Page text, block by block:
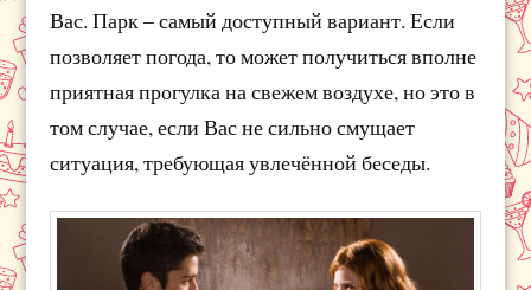
Вас. Парк – самый доступный вариант. Если
позволяет погода, то может получиться вполне
приятная прогулка на свежем воздухе, но это в
том случае, если Вас не сильно смущает
ситуация, требующая увлечённой беседы.